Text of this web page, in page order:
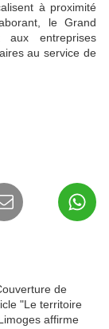
à proximité
le Grand
entreprises
au service de